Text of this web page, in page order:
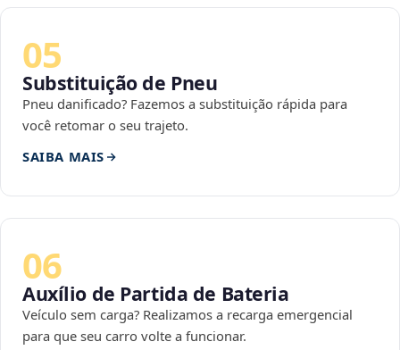
05
Substituição de Pneu
Pneu danificado? Fazemos a substituição rápida para
você retomar o seu trajeto.
SAIBA MAIS
06
Auxílio de Partida de Bateria
Veículo sem carga? Realizamos a recarga emergencial
para que seu carro volte a funcionar.